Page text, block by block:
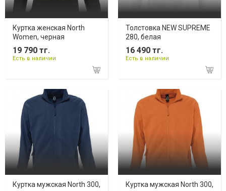
Куртка женская North
Women, черная
19 790 тг.
Есть в наличии
Толстовка NEW SUPREME
280, белая
16 490 тг.
Есть в наличии
Куртка мужская North 300,
Куртка мужская North 300,